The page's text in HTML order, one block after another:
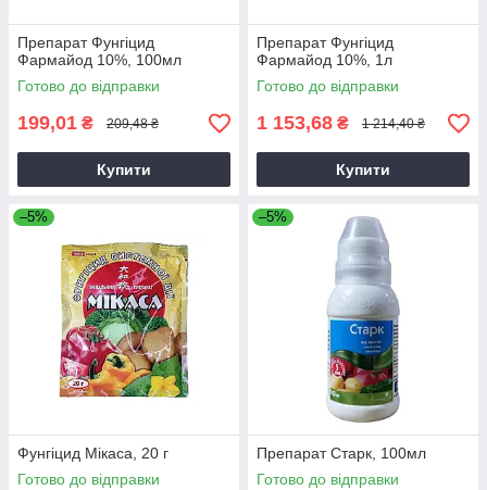
Препарат Фунгіцид
Фармайод 10%, 100мл
Готово до відправки
199,01 ₴ 209,48 ₴
Купити
Препарат Фунгіцид
Фармайод 10%, 1л
Готово до відправки
1 153,68 ₴ 1 214,40 ₴
Купити
–5%
Фунгіцид Мікаса, 20 г
Готово до відправки
–5%
Препарат Старк, 100мл
Готово до відправки